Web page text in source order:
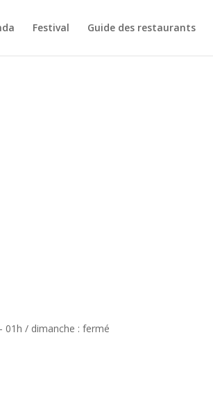
Festival Guide des restaurants
01h / dimanche : fermé